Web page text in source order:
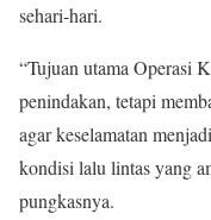
sehari-hari.
“Tujuan utama Operasi
penindakan, tetapi
agar keselamatan
kondisi lalu lintas yang
pungkasnya.